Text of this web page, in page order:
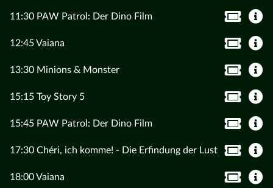
11:30 PAW Patrol: Der Dino Film
12:45 Vaiana
13:30 Minions & Monster
15:15 Toy Story 5
15:45 PAW Patrol: Der Dino Film
17:30 Chéri, ich komme! - Die Erfindung der Lust
18:00 Vaiana